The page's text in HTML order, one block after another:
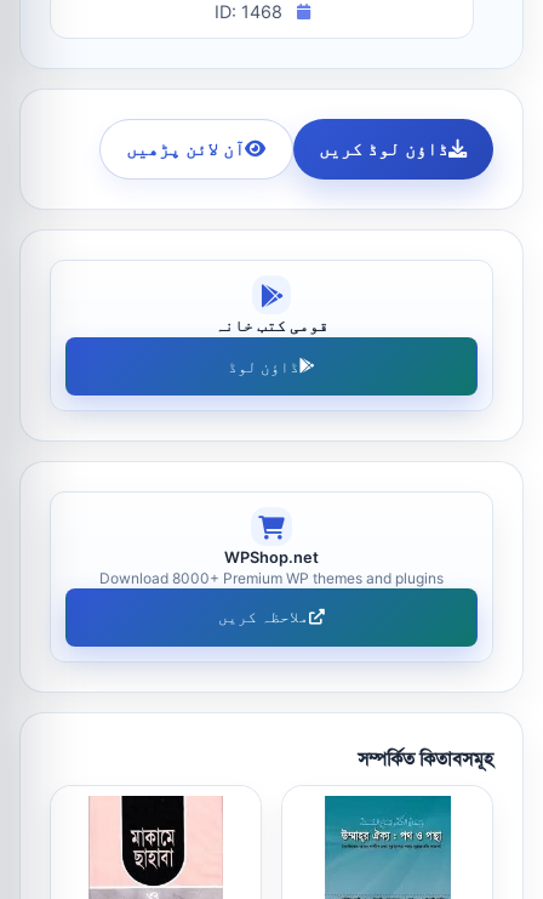
ID: 1468
ڈاؤن لوڈ کریں آن لائن پڑھیں
قومی کتب خانہ
ڈاؤن لوڈ
WPShop.net
Download 8000+ Premium WP themes and plugins
ملاحظہ کریں
সম্পর্কিত কিতাবসমূহ